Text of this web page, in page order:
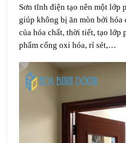
Sơn tĩnh điện tạo nên một lớp
giúp không bị ăn mòn bởi hóa
của hóa chất, thời tiết, tạo lớp
phẩm cống oxi hóa, rỉ sét,…